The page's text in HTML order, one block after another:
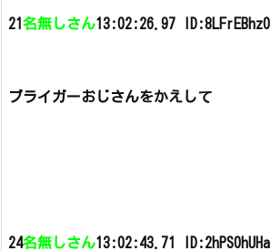
21 名無しさん13:02:26.97 ID:8LFrEBhz0
ブライガーおじさんをかえして
24名無しさん13:02:43.71 ID:2hPS0hUHa